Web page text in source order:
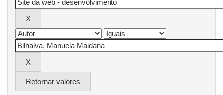
Retornar valores